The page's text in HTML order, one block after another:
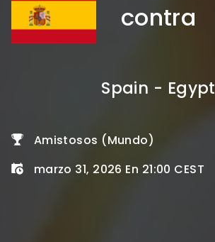
contra
Spain - Egypt
Amistosos (Mundo)
marzo 31, 2026 En 21:00 CEST